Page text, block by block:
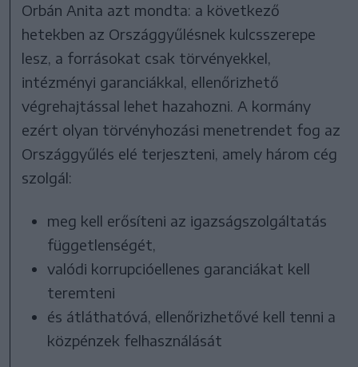
Orbán Anita azt mondta: a következő
hetekben az Országgyűlésnek kulcsszerepe
lesz, a forrásokat csak törvényekkel,
intézményi garanciákkal, ellenőrizhető
végrehajtással lehet hazahozni. A kormány
ezért olyan törvényhozási menetrendet fog az
Országgyűlés elé terjeszteni, amely három cég
szolgál:
meg kell erősíteni az igazságszolgáltatás
függetlenségét,
valódi korrupcióellenes garanciákat kell
teremteni
és átláthatóvá, ellenőrizhetővé kell tenni a
közpénzek felhasználását